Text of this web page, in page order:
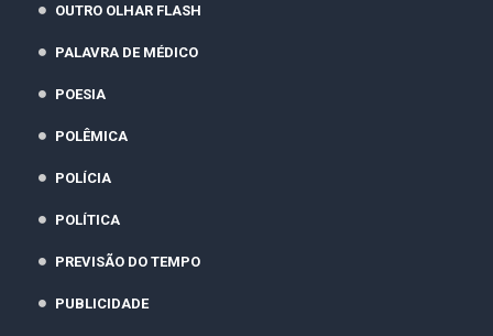
OUTRO OLHAR FLASH
PALAVRA DE MÉDICO
POESIA
POLÊMICA
POLÍCIA
POLÍTICA
PREVISÃO DO TEMPO
PUBLICIDADE